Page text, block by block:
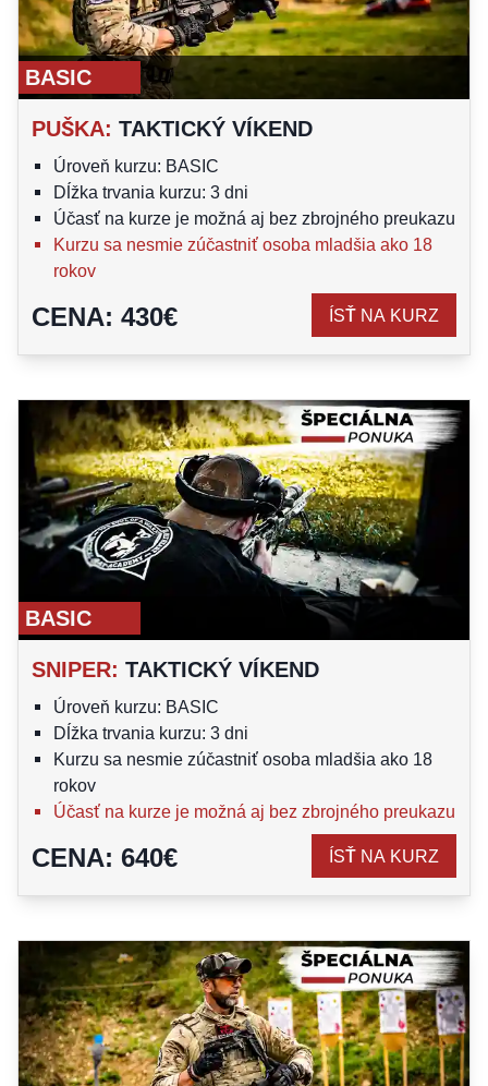
BASIC
PUŠKA: TAKTICKÝ VÍKEND
Úroveň kurzu: BASIC
Dĺžka trvania kurzu: 3 dni
Účasť na kurze je možná aj bez zbrojného preukazu
Kurzu sa nesmie zúčastniť osoba mladšia ako 18
rokov
CENA: 430€ ÍSŤ NA KURZ
BASIC
SNIPER: TAKTICKÝ VÍKEND
Úroveň kurzu: BASIC
Dĺžka trvania kurzu: 3 dni
Kurzu sa nesmie zúčastniť osoba mladšia ako 18
rokov
Účasť na kurze je možná aj bez zbrojného preukazu
CENA: 640€ ÍSŤ NA KURZ